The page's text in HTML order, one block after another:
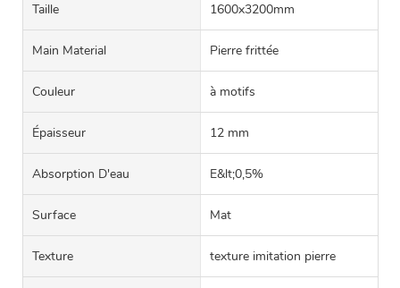
Taille 1600x3200mm
Main Material Pierre frittée
Couleur à motifs
Épaisseur 12 mm
Absorption D'eau E&lt;0,5%
Surface Mat
Texture texture imitation pierre